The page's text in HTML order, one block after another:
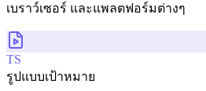
เบราว์เซอร์ และแพลตฟอร์มต่างๆ
TS
รูปแบบเป้าหมาย